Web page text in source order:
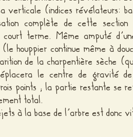
verticale (indices révélateurs:
complète de cette section
terme. Même amputé
houppier continue même à
de la charpentière sèche
le centre de gravité
points ; la partie restante se
total.
à la base de l’arbre est donc